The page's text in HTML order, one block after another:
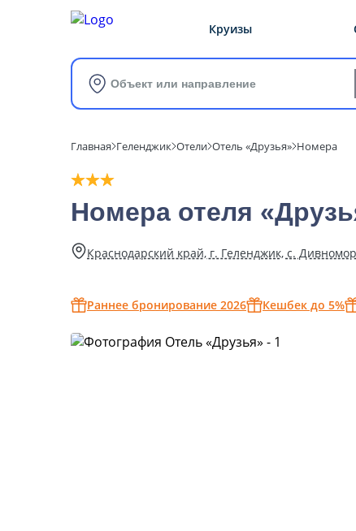
Круизы
Объект или направление
Главная Геленджик Отели Отель «Друзья» Номера
Номера отеля
Краснодарский край, г. Геленджик, с.
Раннее бронирование 2026 Кешбек до 5%